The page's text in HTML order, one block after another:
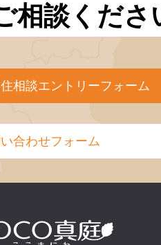
相談くださ
相談エントリーフォーム
合わせフォーム